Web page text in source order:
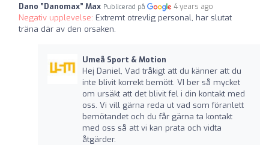
Dano ”Danomax” Max Publicerad på 4 years ago
Negativ upplevelse: Extremt otrevlig personal, har slutat
träna där av den orsaken.
Umeå Sport & Motion
Hej Daniel, Vad tråkigt att du känner att du
inte blivit korrekt bemött. VI ber så mycket
om ursäkt att det blivit fel i din kontakt med
oss. Vi vill gärna reda ut vad som föranlett
bemötandet och du får gärna ta kontakt
med oss så att vi kan prata och vidta
åtgärder.